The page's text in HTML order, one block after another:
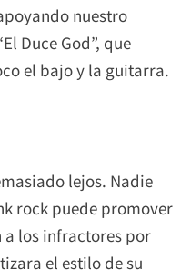
nuestro
Duce God”, que
el bajo y la guitarra.
lejos. Nadie
rock puede promover
a los infractores por
el estilo de su